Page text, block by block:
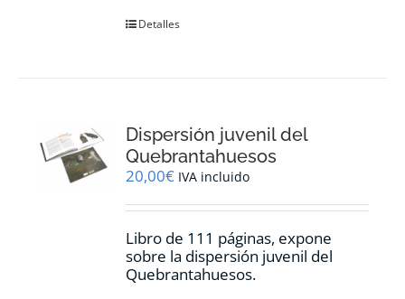
Detalles
Dispersión juvenil del
Quebrantahuesos
20,00€ IVA incluido
Libro de 111 páginas, expone
sobre la dispersión juvenil del
Quebrantahuesos.